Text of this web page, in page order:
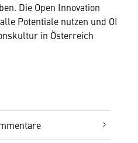
Die Open Innovation
Potentiale nutzen und OI
in Österreich